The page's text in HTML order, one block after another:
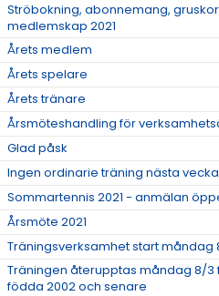
Ströbokning, abonnemang,
medlemskap 2021
Årets medlem
Årets spelare
Årets tränare
Årsmöteshandling för
Glad påsk
Ingen ordinarie träning nästa
Sommartennis 2021 - anmälan
Årsmöte 2021
Träningsverksamhet start måndag
Träningen återupptas måndag 8/3
födda 2002 och senare